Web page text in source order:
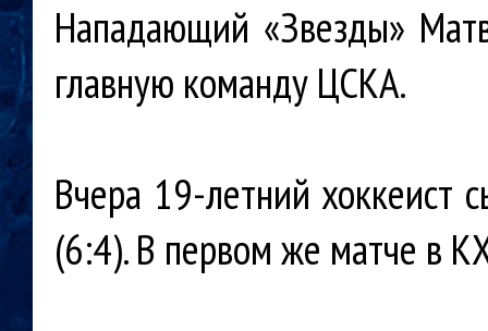
Нападающий «Звезды»
главную команду ЦСКА.
Вчера 19-летний хоккеист
(6:4). В первом же матче в